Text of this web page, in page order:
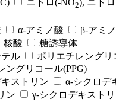
ニトロ(-NO2), ニト
α-アミノ酸 β-アミ
核酸
糖誘導体
ル
ポリエチレングリ
ングリコール(PPG)
ストリン
α-シクロデ
ン
γ-シクロデキスト